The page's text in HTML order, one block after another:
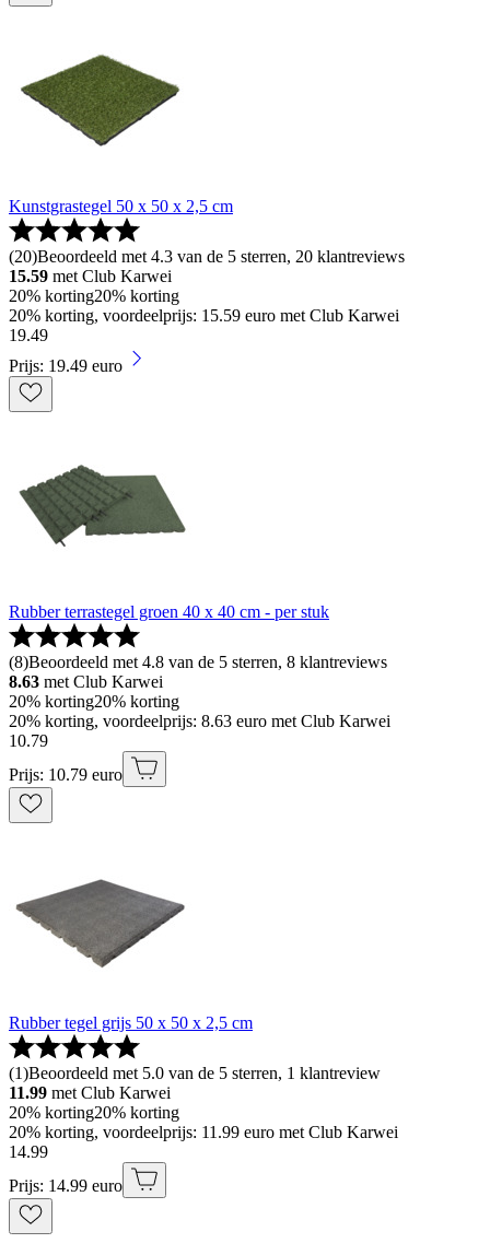
Kunstgrastegel 50 x 50 x 2,5 cm
(20)Beoordeeld met 4.3 van de 5 sterren, 20 klantreviews
15.59 met Club Karwei
20% korting20% korting
20% korting, voordeelprijs: 15.59 euro met Club Karwei
19.49
Prijs: 19.49 euro
Rubber terrastegel groen 40 x 40 cm - per stuk
(8)Beoordeeld met 4.8 van de 5 sterren, 8 klantreviews
8.63 met Club Karwei
20% korting20% korting
20% korting, voordeelprijs: 8.63 euro met Club Karwei
10.79
Prijs: 10.79 euro
Rubber tegel grijs 50 x 50 x 2,5 cm
(1)Beoordeeld met 5.0 van de 5 sterren, 1 klantreview
11.99 met Club Karwei
20% korting20% korting
20% korting, voordeelprijs: 11.99 euro met Club Karwei
14.99
Prijs: 14.99 euro